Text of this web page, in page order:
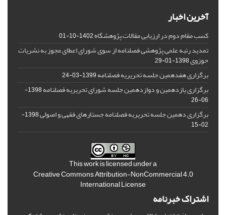
آخرین اخبار
کسب مقام دوم در ارزیابی مقالات پژوهشگاه1402-10-01
تمدید رتبه علمی پژوهشی فصلنامه از سوی شورای اعطای مجوز به نشریات
حوزوی1398-01-29
برگزاری هفدهمین جلسه تحریریه فصلنامه1399-03-24
برگزاری یازدهمین و دوازدهمین جلسه شورای تحریریه فصلنامه
1398-
06-26
برگزاری دهمین جلسه تحریریه فصلنامه جستارهای فقهی و اصولی
1398-
02-15
This work is licensed under a
Creative Commons Attribution-NonCommercial 4.0
International License
اشتراک خبرنامه